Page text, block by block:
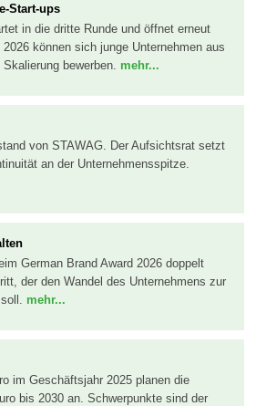
Start-ups
in die dritte Runde und öffnet erneut
können sich junge Unternehmen aus
bewerben. mehr...
von STAWAG. Der Aufsichtsrat setzt
an der Unternehmensspitze.
German Brand Award 2026 doppelt
der den Wandel des Unternehmens zur
mehr...
im Geschäftsjahr 2025 planen die
bis 2030 an. Schwerpunkte sind der